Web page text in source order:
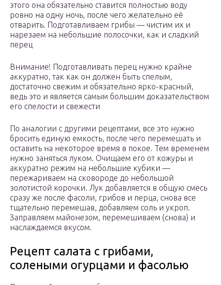
этого она обязательно ставится полностью воду
ровно на одну ночь, после чего желательно её
отварить. Подготавливаем грибы — чистим их и
нарезаем на небольшие полосочки, как и сладкий
перец
Внимание! Подготавливать перец нужно крайне
аккуратно, так как он должен быть спелым,
достаточно свежим и обязательно ярко-красный,
ведь это и является самым большим доказательством
его спелости и свежести
По аналогии с другими рецептами, все это нужно
бросить единую емкость, после чего перемешать и
оставить на некоторое время в покое. Тем временем
нужно заняться луком. Очищаем его от кожуры и
аккуратно режим на небольшие кубики —
пережариваем на сковороде до небольшой
золотистой корочки. Лук добавляется в общую смесь
сразу же после фасоли, грибов и перца, снова все
тщательно перемешав, добавляем соль и укроп.
Заправляем майонезом, перемешиваем (снова) и
наслаждаемся вкусом.
Рецепт салата с грибами,
солеными огурцами и фасолью